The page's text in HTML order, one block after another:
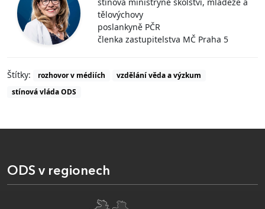
tělovýchovy
poslankyně PČR
členka zastupitelstva MČ Praha 5
Štítky: rozhovor v médiích
vzdělání věda a výzkum
stínová vláda ODS
ODS v regionech